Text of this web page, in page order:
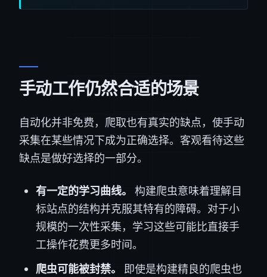
手动工作仍然合适的场景
自动化并非免费，爬取也有真实的缺点，使手动
采集在某些情况下成为正确选择。客观看待这些
缺点是做好选择的一部分。
有一定的学习曲线。 构建爬虫意味着理解目
标站点的结构并克服其特有的障碍。对于小
规模的一次性采集，学习这些可能比直接手
工操作花费更多时间。
爬虫可能被封禁。
即使是构建精良的爬虫也